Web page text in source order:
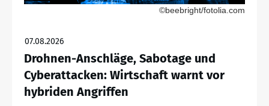
©beebright/fotolia.com
07.08.2026
Drohnen-Anschläge, Sabotage und
Cyberattacken: Wirtschaft warnt vor
hybriden Angriffen